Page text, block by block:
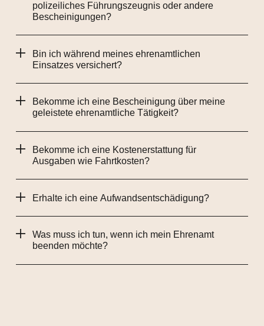
polizeiliches Führungszeugnis oder andere
Bescheinigungen?
Bin ich während meines ehrenamtlichen
Einsatzes versichert?
Bekomme ich eine Bescheinigung über meine
geleistete ehrenamtliche Tätigkeit?
Bekomme ich eine Kostenerstattung für
Ausgaben wie Fahrtkosten?
Erhalte ich eine Aufwandsentschädigung?
Was muss ich tun, wenn ich mein Ehrenamt
beenden möchte?